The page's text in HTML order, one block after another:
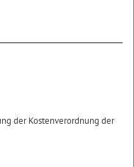
der Kostenverordnung der